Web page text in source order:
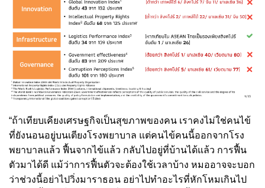
“ถ้าเทียบเคียงเศรษฐกิจเป็นสุขภาพของคน เราคงไม่ใช่คนไข้
ที่ยังนอนอยู่บนเตียงโรงพยาบาล แต่คนไข้คนนี้ออกจากโรง
พยาบาลแล้ว ฟื้นจากไข้แล้ว กลับไปอยู่ที่บ้านได้แล้ว การฟื้น
ตัวมาได้ดี แม้ว่าการฟื้นตัวจะต้องใช้เวลาบ้าง หมออาจจะบอก
ว่าช่วงนี้อย่าไปวิ่งมาราธอน อย่าไปทำอะไรที่หักโหมเกินไป